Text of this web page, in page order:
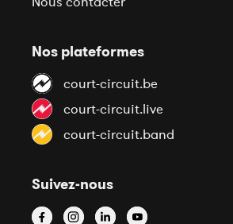
Nos plateformes
court-circuit.be
court-circuit.live
court-circuit.band
Suivez-nous